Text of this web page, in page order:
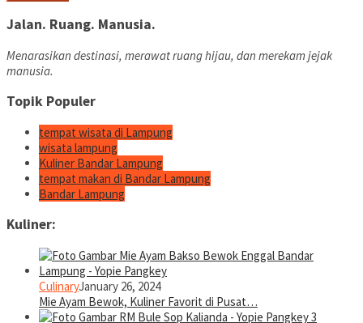
Jalan. Ruang. Manusia.
Menarasikan destinasi, merawat ruang hijau, dan merekam jejak
manusia.
Topik Populer
tempat wisata di Lampung
wisata lampung
Kuliner Bandar Lampung
tempat makan di Bandar Lampung
Bandar Lampung
Kuliner:
CulinaryJanuary 26, 2024
Mie Ayam Bewok, Kuliner Favorit di Pusat…